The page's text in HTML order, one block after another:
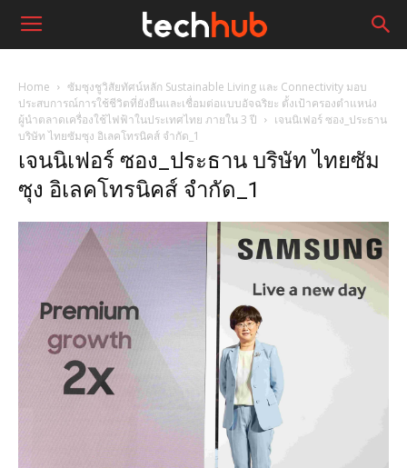
Home
ซัมซุงชูวิสัยทัศน์หลัก Sustainable Living และ Connectivity มอบ
ประสบการณ์การใช้ชีวิตที่ยังยืนและเชื่อมต่อแบบอัจฉริยะ ตั้งเป้าครองตำแหน่ง
ผู้นำตลาดเครื่องใช้ไฟฟ้าในประเทศไทย ภายใน 3 ปี
เจนนิเฟอร์ ซอง_ประธาน
บริษัท ไทยซัมซุง อิเลคโทรนิคส์ จำกัด_1
เจนนิเฟอร์ ซอง_ประธาน บริษัท ไทยซัม
ซุง อิเลคโทรนิคส์ จำกัด_1